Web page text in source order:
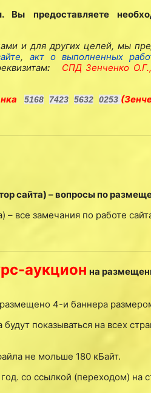
Вы предоставляете
и для других целей, мы
, акт о выполненных
: СПД Зенченко О.Г.,
5168 7423 5632 0253
сайта) – вопросы по
все замечания по работе
аукцион на
4-и баннера
показываться на всех
не мольше 180 кБайт.
со ссылкой (переходом) на